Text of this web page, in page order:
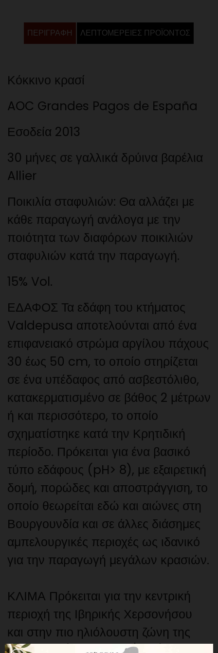
ΠΕΡΙΓΡΑΦΉ ΛΕΠΤΟΜΈΡΕΙΕΣ ΠΡΟΪΌΝΤΟΣ
Κόκκινο κρασί
AOC Grandes Pagos de España
Εσοδεία 2013
30 μήνες σε γαλλικά δρύινα βαρέλια
Allier
Ποικιλία σταφυλιών: Θα αλλάζει με
κάθε παραγωγή ανάλογα με την
ποιότητα των διαφόρων ποικιλιών
σταφυλιών κατά την παραγωγή.
15% Vol.
ΕΔΑΦΟΣ Τα εδάφη του κτήματος
Valdepusa αποτελούνται από ένα
επιφανειακό στρώμα αργίλου πάχους
30 έως 50 cm, το οποίο στηρίζεται
σε ένα υπέδαφος από ασβεστόλιθο,
κατακερματισμένο σε βάθος 2 μέτρων
ή και περισσότερο, το οποίο
σχηματίστηκε κατά την Κρητιδική
περίοδο. Πρόκειται για ένα βασικό
τύπο εδάφους (pH> 8), με εξαιρετική
δομή, πορώδες και αποστράγγιση, το
οποίο θεωρείται εδώ και αιώνες στη
Βουργουνδία και σε άλλες διάσημες
αμπελουργικές περιοχές ως ιδανικό
για την παραγωγή μεγάλων κρασιών.
ΚΛΙΜΑ Πρόκειται για την κεντρική
περιοχή της Ιβηρικής Χερσονήσου
και στην πιο ηλιόλουστη ζώνη της